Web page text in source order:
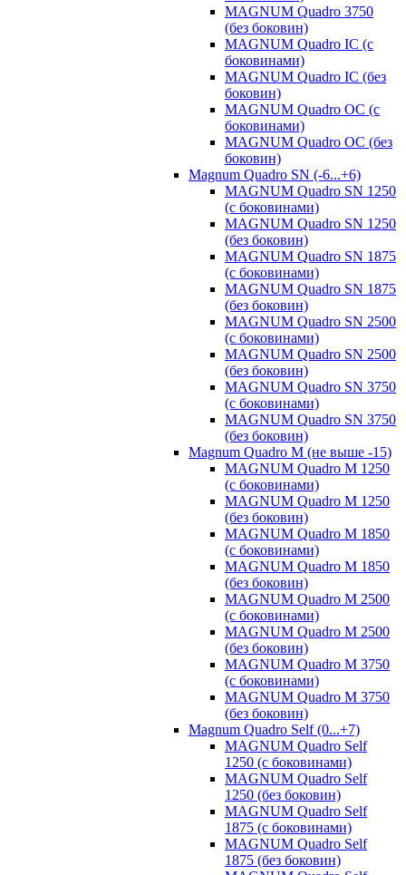
MAGNUM Quadro 3750
(без боковин)
MAGNUM Quadro IC (с
боковинами)
MAGNUM Quadro IC (без
боковин)
MAGNUM Quadro OC (с
боковинами)
MAGNUM Quadro OC (без
боковин)
Magnum Quadro SN (-6...+6)
MAGNUM Quadro SN 1250
(с боковинами)
MAGNUM Quadro SN 1250
(без боковин)
MAGNUM Quadro SN 1875
(с боковинами)
MAGNUM Quadro SN 1875
(без боковин)
MAGNUM Quadro SN 2500
(с боковинами)
MAGNUM Quadro SN 2500
(без боковин)
MAGNUM Quadro SN 3750
(с боковинами)
MAGNUM Quadro SN 3750
(без боковин)
Magnum Quadro M (не выше -15)
MAGNUM Quadro M 1250
(с боковинами)
MAGNUM Quadro M 1250
(без боковин)
MAGNUM Quadro M 1850
(с боковинами)
MAGNUM Quadro M 1850
(без боковин)
MAGNUM Quadro M 2500
(с боковинами)
MAGNUM Quadro M 2500
(без боковин)
MAGNUM Quadro M 3750
(с боковинами)
MAGNUM Quadro M 3750
(без боковин)
Magnum Quadro Self (0...+7)
MAGNUM Quadro Self
1250 (с боковинами)
MAGNUM Quadro Self
1250 (без боковин)
MAGNUM Quadro Self
1875 (с боковинами)
MAGNUM Quadro Self
1875 (без боковин)